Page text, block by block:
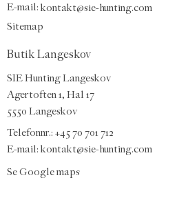
E-mail: kontakt@sie-hunting.com
Sitemap
Butik Langeskov
SIE Hunting Langeskov
Agertoften 1, Hal 17
5550 Langeskov
Telefonnr.: +45 70 701 712
E-mail: kontakt@sie-hunting.com
Se Google maps